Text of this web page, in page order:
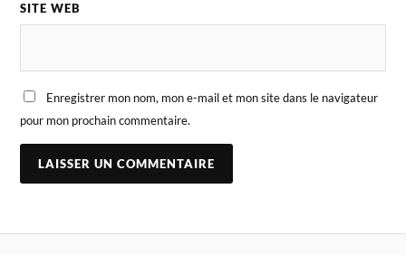
SITE WEB
Enregistrer mon nom, mon e-mail et mon site dans le navigateur
pour mon prochain commentaire.